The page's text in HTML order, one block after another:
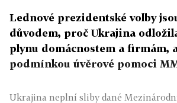
Lednové prezidentské volby
důvodem, proč Ukrajina
plynu domácnostem a firmám,
podmínkou úvěrové pomoci
Ukrajina neplní sliby dané